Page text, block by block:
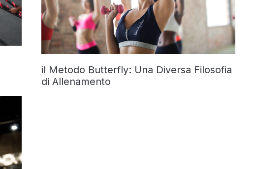
il Metodo Butterfly: Una Diversa Filosofia
di Allenamento